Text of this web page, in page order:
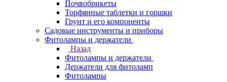
Почвобрикеты
Торфянные таблетки и горшки
Грунт и его компоненты
Садовые инструменты и приборы
Фитолампы и держатели
Назад
Фитолампы и держатели
Держатели для фитоламп
Фитолампы